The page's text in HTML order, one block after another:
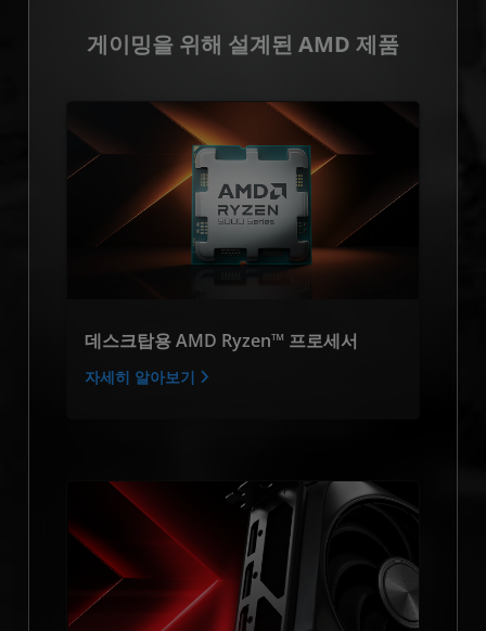
게이밍을 위해 설계된 AMD 제품
데스크탑용 AMD Ryzen™ 프로세서
자세히 알아보기